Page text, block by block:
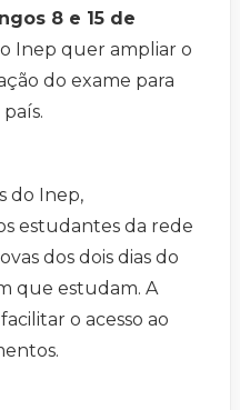
8 e 15 de
Inep quer ampliar o
do exame para
do Inep,
estudantes da rede
dos dois dias do
que estudam. A
o acesso ao